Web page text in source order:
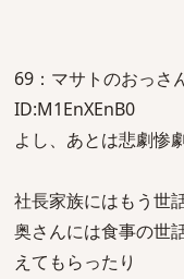
69：マサトのおっさ
ID:M1EnXEnB0
よし、あとは悲劇
社長家族にはもう世
奥さんには食事の世
えてもらったり